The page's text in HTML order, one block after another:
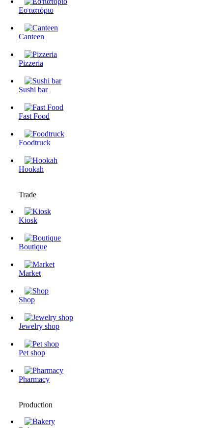
Εστιατόριο
Canteen
Pizzeria
Sushi bar
Fast Food
Foodtruck
Hookah
Trade
Kiosk
Boutique
Market
Shop
Jewelry shop
Pet shop
Pharmacy
Production